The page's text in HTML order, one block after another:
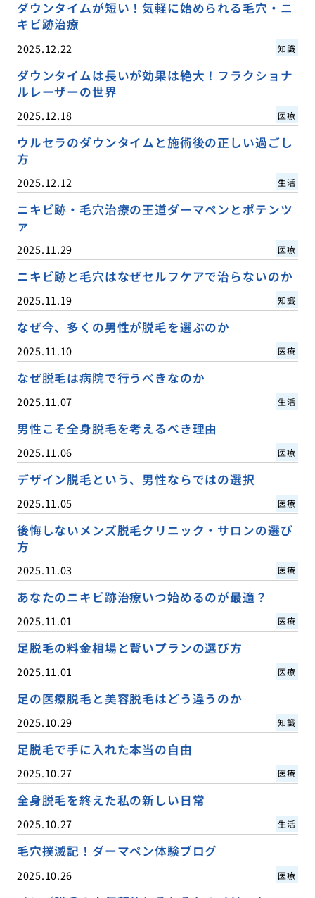
ダウンタイムが短い！気軽に始められる毛穴・ニ
キビ跡治療
2025.12.22 知識
ダウンタイムは長いが効果は絶大！フラクショナ
ルレーザーの世界
2025.12.18 医療
ウルセラのダウンタイムと施術後の正しい過ごし
方
2025.12.12 生活
ニキビ跡・毛穴治療の王道ダーマペンとポテンツ
ァ
2025.11.29 医療
ニキビ跡と毛穴はなぜセルフケアで治らないのか
2025.11.19 知識
なぜ今、多くの男性が脱毛を選ぶのか
2025.11.10 医療
なぜ脱毛は病院で行うべきなのか
2025.11.07 生活
男性こそ全身脱毛を考えるべき理由
2025.11.06 医療
デザイン脱毛という、男性ならではの選択
2025.11.05 医療
後悔しないメンズ脱毛クリニック・サロンの選び
方
2025.11.03 医療
あなたのニキビ跡治療いつ始めるのが最適？
2025.11.01 医療
足脱毛の料金相場と賢いプランの選び方
2025.11.01 医療
足の医療脱毛と美容脱毛はどう違うのか
2025.10.29 知識
足脱毛で手に入れた本当の自由
2025.10.27 医療
全身脱毛を終えた私の新しい日常
2025.10.27 生活
毛穴撲滅記！ダーマペン体験ブログ
2025.10.26 医療